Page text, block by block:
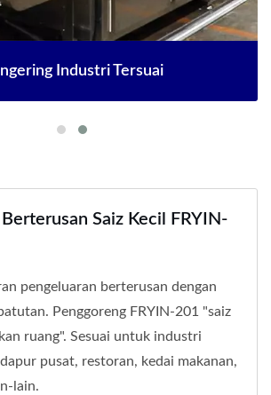
Industri Tersuai
Berterusan Saiz Kecil FRYIN-
pengeluaran berterusan dengan
Penggoreng FRYIN-201 "saiz
ruang". Sesuai untuk industri
pusat, restoran, kedai makanan,
lain.